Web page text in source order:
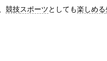
競技スポーツとしても楽しめる